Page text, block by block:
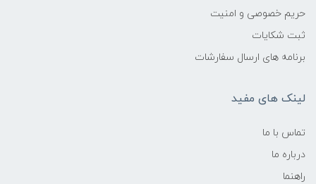
حریم خصوصی و امنیت
ثبت شکایات
برنامه های ارسال سفارشات
لینک های مفید
تماس با ما
درباره ما
راهنما